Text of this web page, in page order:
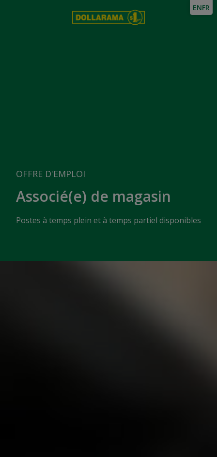
OFFRE D'EMPLOI
Associé(e) de magasin
Postes à temps plein et à temps partiel disponibles
ENFR